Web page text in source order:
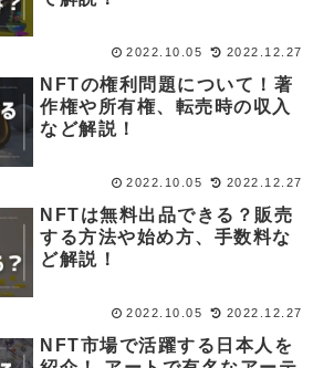
2022.10.05 2022.12.27
NFTの権利問題について！著
作権や所有権、転売時の収入
など解説！
2022.10.05 2022.12.27
NFTは無料出品できる？販売
する方法や始め方、手数料な
ど解説！
2022.10.05 2022.12.27
NFT市場で活躍する日本人を